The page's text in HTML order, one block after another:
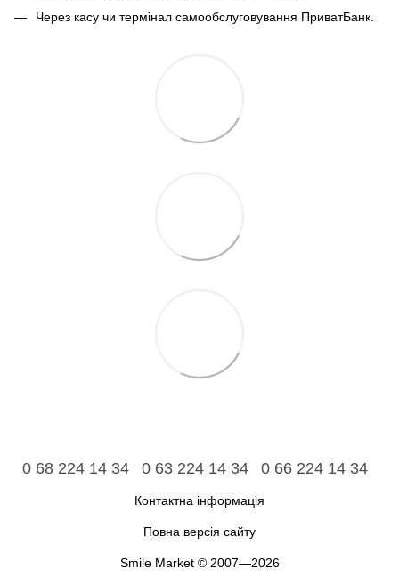
Через касу чи термінал самообслуговування ПриватБанк.
0 68 224 14 34 0 63 224 14 34 0 66 224 14 34
Контактна інформація
Повна версія сайту
Smile Market © 2007—2026